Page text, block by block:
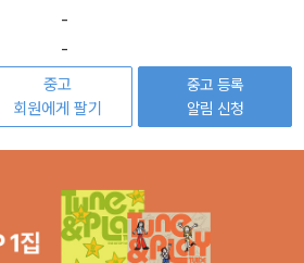
-
-
중고
회원에게 팔기
중고 등록
알림 신청